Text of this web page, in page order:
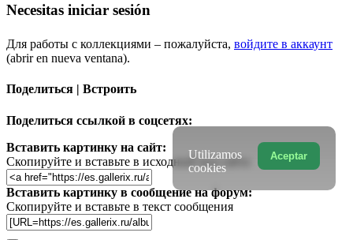
Necesitas iniciar sesión
Для работы с коллекциями – пожалуйста, войдите в аккаунт
(abrir en nueva ventana).
Поделиться | Встроить
Поделиться ссылкой в соцсетях:
Вставить картинку на сайт:
Скопируйте и вставьте в исходный код сайта
Вставить картинку в сообщение на форум:
Скопируйте и вставьте в текст сообщения
Aceptar
Utilizamos
cookies